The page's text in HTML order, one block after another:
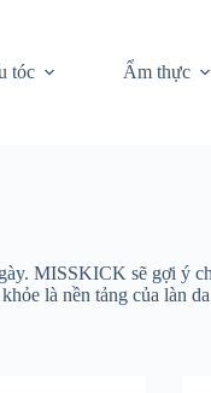
tóc Ẩm thực
MISSKICK sẽ gợi ý
là nền tảng của làn